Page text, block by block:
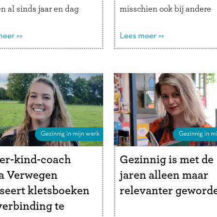
al sinds jaar en dag
Wat is De Wereld
precies? “We zijn
…Lees verder
>>
misschien ook bij andere
empathisch zijn, maar het
verleidelijk om gerust te
oplossing aan te dragen. …
Lees verder
Lees meer >>
Gezinnig in mijn werk
kind-coach
Verwegen
kletsboeken
te
Gezinnig in
Gezinnig is met de
jaren alleen maar
relevanter